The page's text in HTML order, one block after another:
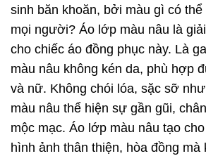
sinh băn khoăn, bởi màu gì có
mọi người? Áo lớp màu nâu là
cho chiếc áo đồng phục này. Là
màu nâu không kén da, phù hợp
và nữ. Không chói lóa, sặc sỡ
màu nâu thể hiện sự gần gũi,
mộc mạc. Áo lớp màu nâu tạo
hình ảnh thân thiện, hòa đồng mà